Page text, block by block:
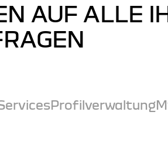
AUF ALLE
Profilverwaltung